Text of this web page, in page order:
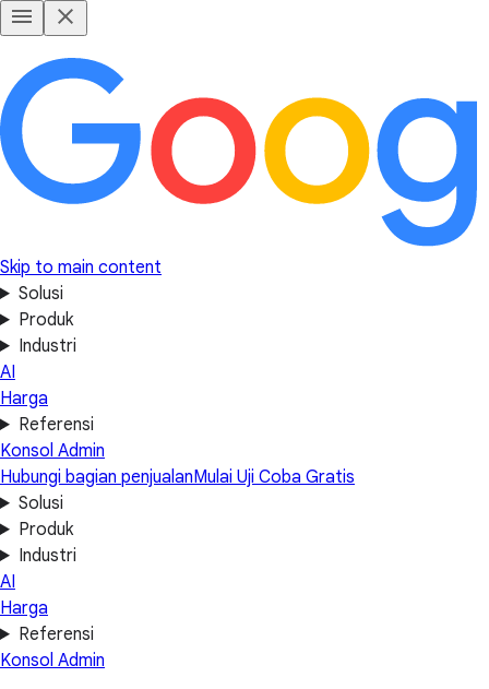
Skip to main content
Solusi
Produk
Industri
AI
Harga
Referensi
Konsol Admin
Hubungi bagian penjualanMulai Uji Coba Gratis
Solusi
Produk
Industri
AI
Harga
Referensi
Konsol Admin